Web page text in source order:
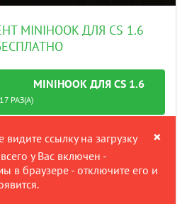
MINIHOOK ДЛЯ CS 1.6
MINIHOOK ДЛЯ CS 1.6
РАЗ(А)
×
ссылку на загрузку
у Вас включен -
в браузере - отключите его и